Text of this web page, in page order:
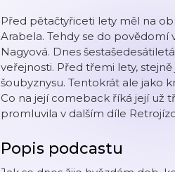
Před pětačtyřiceti lety měl na
Arabela. Tehdy se do
Nagyová. Dnes
veřejnosti. Před třemi lety,
šoubyznysu. Tentokrát ale jako
Co na její comeback říká její už
promluvila v dalším díle
Popis podcastu